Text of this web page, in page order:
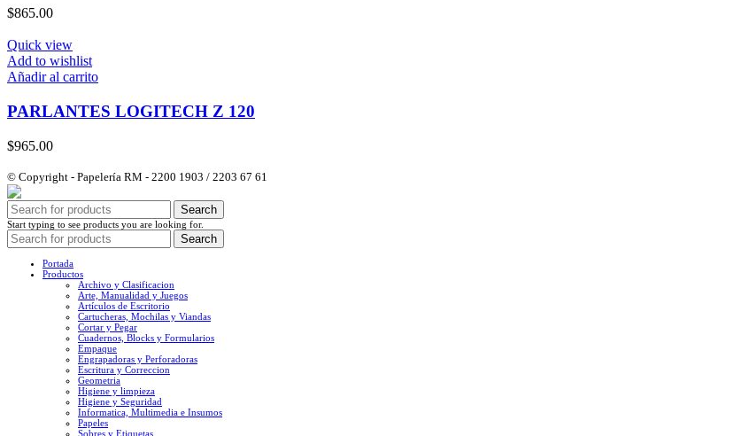
$865.00
Quick view
Add to wishlist
Añadir al carrito
PARLANTES LOGITECH Z 120
$965.00
© Copyright - Papelería RM - 2200 1903 / 2203 67 61
Search
Start typing to see products you are looking for.
Search
Portada
Productos
Archivo y Clasificacion
Arte, Manualidad y Juegos
Artículos de Escritorio
Cartucheras, Mochilas y Viandas
Cortar y Pegar
Cuadernos, Blocks y Formularios
Empaque
Engrapadoras y Perforadoras
Escritura y Correccion
Geometria
Higiene y limpieza
Higiene y Seguridad
Informatica, Multimedia e Insumos
Papeles
Sobres y Etiquetas